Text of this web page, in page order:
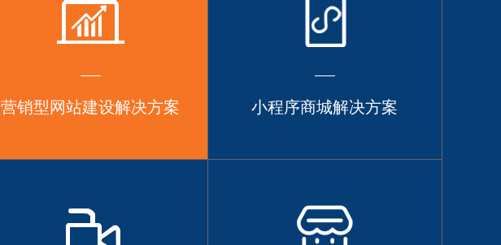
营销型网站建设解决方案 小程序商城解决方案